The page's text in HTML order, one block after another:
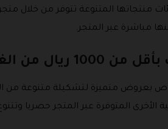
منتجاتها المتنوعة تتوفر من خلال
مباشرة عبر المتجر.
ريال من الغنيم
الأخرى المتوفرة عبر المتجر حصريا